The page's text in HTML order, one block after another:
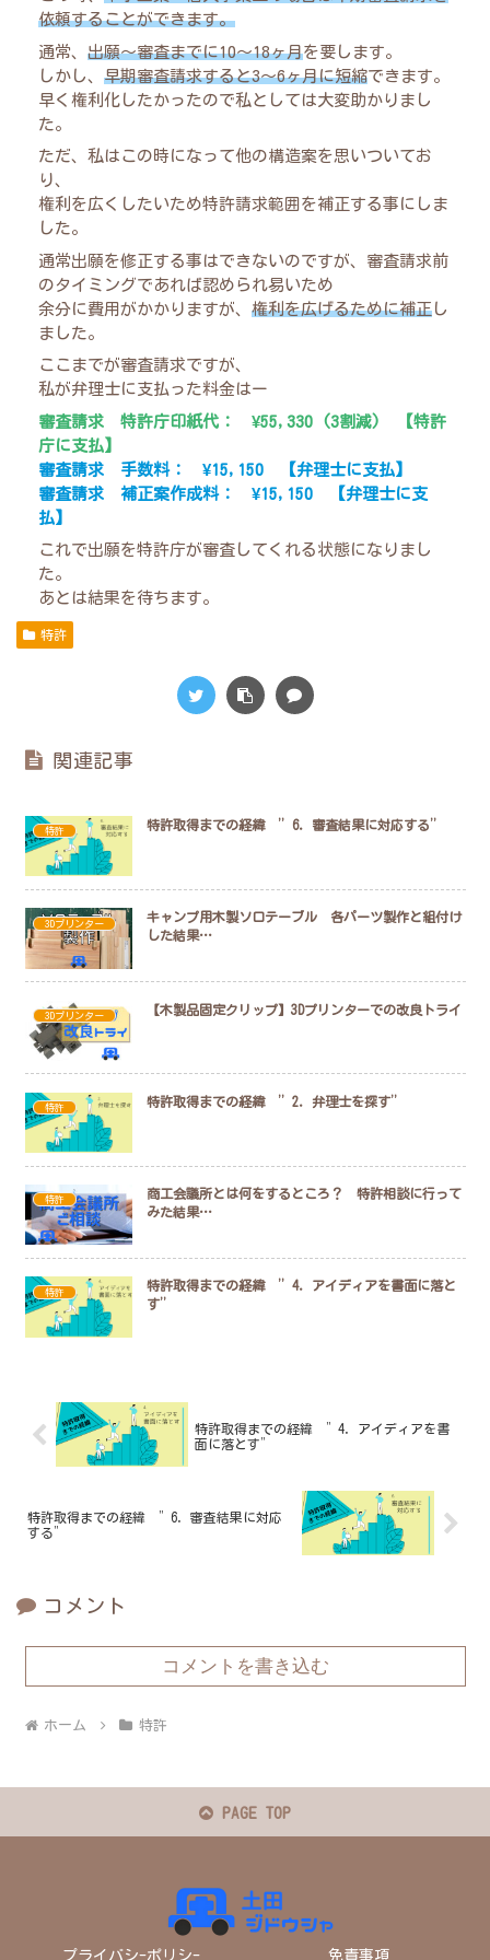
依頼することができます。
通常、 出願〜審査までに10〜18ヶ月を要します。
しかし、 早期審査請求すると3〜6ヶ月に短縮できます。
早く権利化したかったので私としては大変助かりまし
た。
ただ、私はこの時になって他の構造案を思いついてお
り、
権利を広くしたいため特許請求範囲を補正する事にしま
した。
通常出願を修正する事はできないのですが、審査請求前
のタイミングであれば認められ易いため
余分に費用がかかりますが、 権利を広げるために補正 し
ました。
ここまでが審査請求ですが、
私が弁理士に支払った料金はー
審査請求 特許庁印紙代： ¥55,330 (3割減) 【特許
庁に支払】
審査請求 手数料： ¥15,150 【弁理士に支払】
審査請求 補正案作成料： ¥15,150 【弁理士に支
払】
これで出願を特許庁が審査してくれる状態になりまし
た。
あとは結果を待ちます。
特許
関連記事
特許 特許取得までの経緯 ”6．審査結果に対応する”
3Dプリンター
キャンプ用木製ソロテーブル 各パーツ製作と組付け
した結果…
3Dプリンター 【木製品固定クリップ】3Dプリンターでの改良トライ
特許 特許取得までの経緯 ”2．弁理士を探す”
特許
商工会議所とは何をするところ？ 特許相談に行って
みた結果…
特許
特許取得までの経緯 ”4．アイディアを書面に落と
す”
特許取得までの経緯 ”4．アイディアを書
面に落とす”
特許取得までの経緯 ”6．審査結果に対応
する”
コメント
コメントを書き込む
ホーム 特許
PAGE TOP
プライバシ-ポリシ- 免責事項